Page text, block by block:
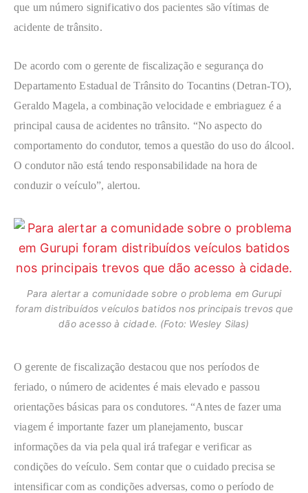
que um número significativo dos pacientes são vítimas de
acidente de trânsito.
De acordo com o gerente de fiscalização e segurança do
Departamento Estadual de Trânsito do Tocantins (Detran-TO),
Geraldo Magela, a combinação velocidade e embriaguez é a
principal causa de acidentes no trânsito. “No aspecto do
comportamento do condutor, temos a questão do uso do álcool.
O condutor não está tendo responsabilidade na hora de
conduzir o veículo”, alertou.
Para alertar a comunidade sobre o problema em Gurupi
foram distribuídos veículos batidos nos principais trevos que
dão acesso à cidade. (Foto: Wesley Silas)
O gerente de fiscalização destacou que nos períodos de
feriado, o número de acidentes é mais elevado e passou
orientações básicas para os condutores. “Antes de fazer uma
viagem é importante fazer um planejamento, buscar
informações da via pela qual irá trafegar e verificar as
condições do veículo. Sem contar que o cuidado precisa se
intensificar com as condições adversas, como o período de